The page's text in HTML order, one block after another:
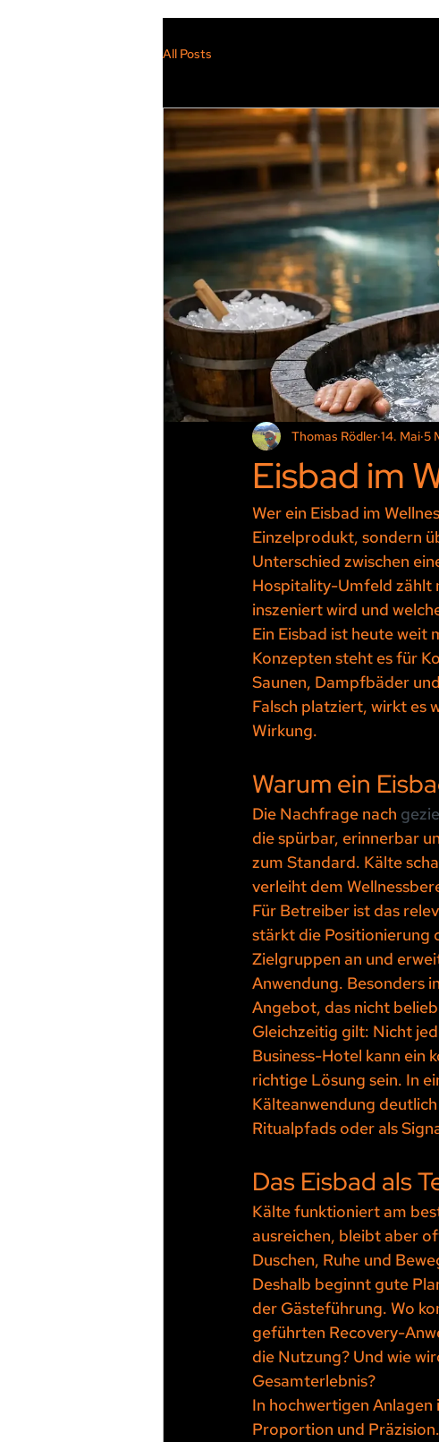
All Posts
Eisbad im
Thomas Rödler 14. Mai 5
Wer ein Eisbad im
Einzelprodukt, sondern
Unterschied zwischen
Hospitality-Umfeld zählt
inszeniert wird und
Ein Eisbad ist heute weit
Konzepten steht es für
Saunen, Dampfbäder
Falsch platziert, wirkt es
Wirkung.
Warum ein
Die Nachfrage nach
die spürbar, erinnerbar
zum Standard. Kälte
verleiht dem
Für Betreiber ist das
stärkt die Positionierung
Zielgruppen an und
Anwendung. Besonders
Angebot, das nicht
Gleichzeitig gilt: Nicht
Business-Hotel kann ein
richtige Lösung sein. In
Kälteanwendung
Ritualpfads oder als
Das Eisbad als
Kälte funktioniert am
ausreichen, bleibt aber
Duschen, Ruhe und
Deshalb beginnt gute
der Gästeführung. Wo
geführten Recovery-
die Nutzung? Und wie
Gesamterlebnis?
In hochwertigen
Proportion und